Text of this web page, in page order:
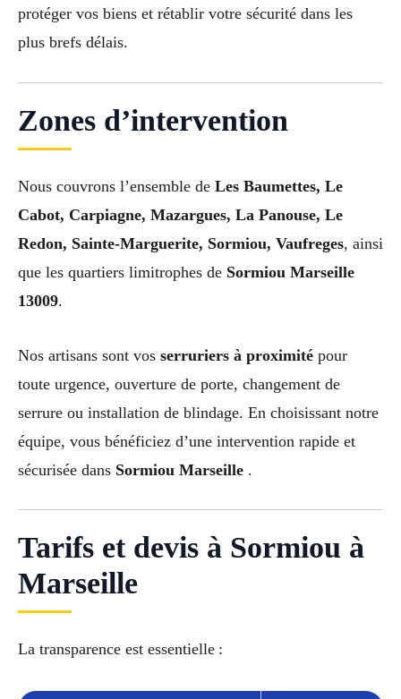
protéger vos biens et rétablir votre sécurité dans les
plus brefs délais.
Zones d’intervention
Nous couvrons l’ensemble de Les Baumettes, Le
Cabot, Carpiagne, Mazargues, La Panouse, Le
Redon, Sainte-Marguerite, Sormiou, Vaufreges, ainsi
que les quartiers limitrophes de Sormiou Marseille
13009.
Nos artisans sont vos serruriers à proximité pour
toute urgence, ouverture de porte, changement de
serrure ou installation de blindage. En choisissant notre
équipe, vous bénéficiez d’une intervention rapide et
sécurisée dans Sormiou Marseille .
Tarifs et devis à Sormiou à
Marseille
La transparence est essentielle :